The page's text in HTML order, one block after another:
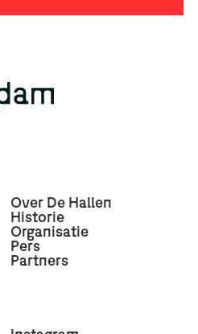
Over De Hallen
Historie
Organisatie
Pers
Partners